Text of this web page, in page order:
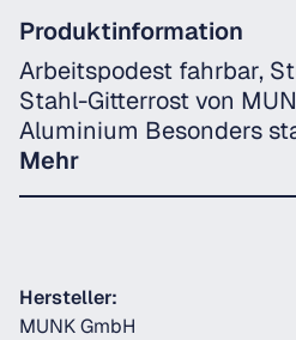
Produktinformation
Arbeitspodest fahrbar,
Stahl-Gitterrost von
Aluminium Besonders
Mehr
Hersteller:
MUNK GmbH